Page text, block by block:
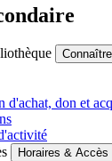
d'achat, don et
Horaires & Accès